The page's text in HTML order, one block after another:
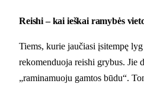
Reishi – kai ieškai ramybės
Tiems, kurie jaučiasi įsitempę
rekomenduoja reishi grybus. Jie
„raminamuoju gamtos būdu“.